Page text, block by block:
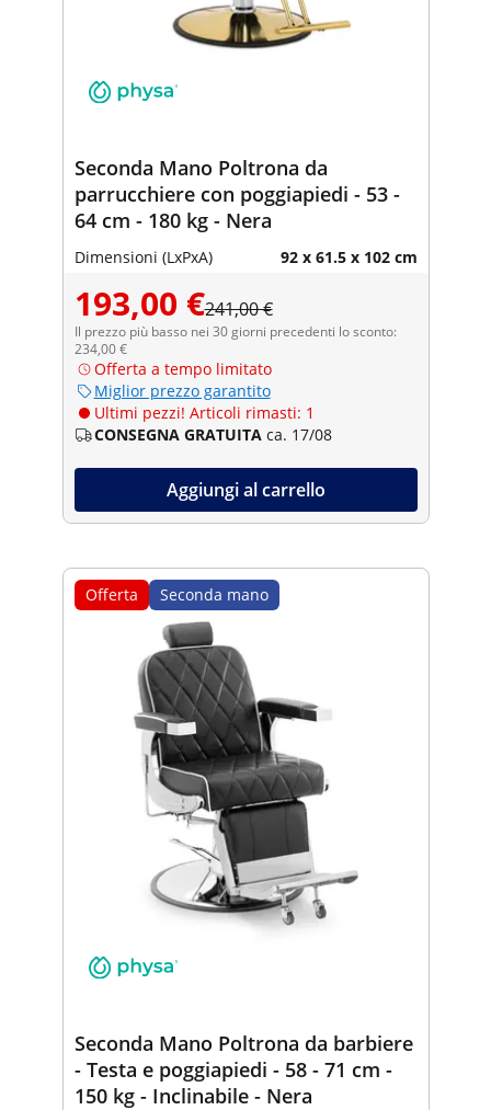
Seconda Mano Poltrona da
parrucchiere con poggiapiedi - 53 -
64 cm - 180 kg - Nera
Dimensioni (LxPxA) 92 x 61.5 x 102 cm
193,00 €241,00 €
Il prezzo più basso nei 30 giorni precedenti lo sconto:
234,00 €
Offerta a tempo limitato
Miglior prezzo garantito
Ultimi pezzi! Articoli rimasti: 1
CONSEGNA GRATUITA ca. 17/08
Aggiungi al carrello
Offerta Seconda mano
Seconda Mano Poltrona da barbiere
- Testa e poggiapiedi - 58 - 71 cm -
150 kg - Inclinabile - Nera